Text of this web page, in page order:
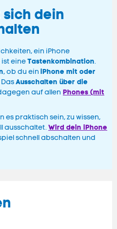
sich dein
ein iPhone
eineTastenkombination.
, ob du ein iPhone mit oder
Ausschalten über die
auf allen Phones (mit
praktisch sein, zu wissen,
ausschaltet.Wird dein iPhone
schnell abschalten und